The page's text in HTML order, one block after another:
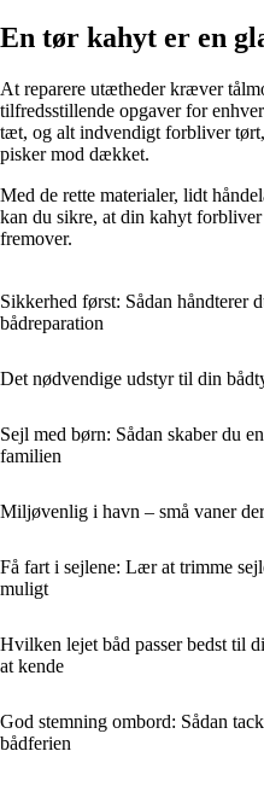
En tør kahyt er en
At reparere utætheder kræver
tilfredsstillende opgaver for
tæt, og alt indvendigt forbliver
pisker mod dækket.
Med de rette materialer, lidt
kan du sikre, at din kahyt
fremover.
Sikkerhed først: Sådan håndterer
bådreparation
Det nødvendige udstyr til din
Sejl med børn: Sådan skaber du
familien
Miljøvenlig i havn – små vaner
Få fart i sejlene: Lær at trimme
muligt
Hvilken lejet båd passer bedst til
at kende
God stemning ombord: Sådan
bådferien